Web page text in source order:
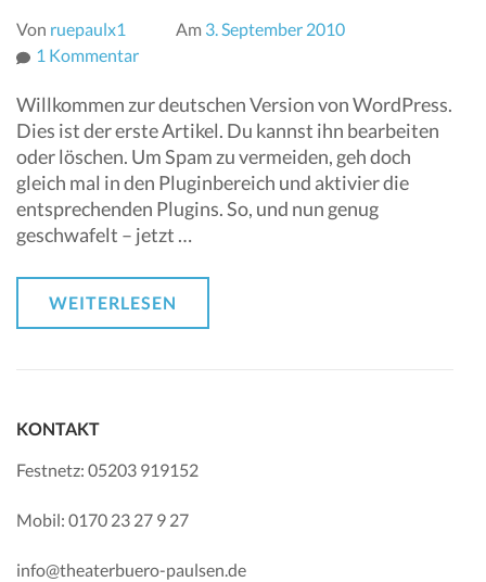
Von ruepaulx1 Am 3. September 2010
1 Kommentarzu
Welt!
Willkommen zur deutschen Version von WordPress.
Dies ist der erste Artikel. Du kannst ihn bearbeiten
oder löschen. Um Spam zu vermeiden, geh doch
gleich mal in den Pluginbereich und aktivier die
entsprechenden Plugins. So, und nun genug
geschwafelt – jetzt …
WEITERLESEN
KONTAKT
Festnetz: 05203 919152
Mobil: 0170 23 27 9 27
info@theaterbuero-paulsen.de